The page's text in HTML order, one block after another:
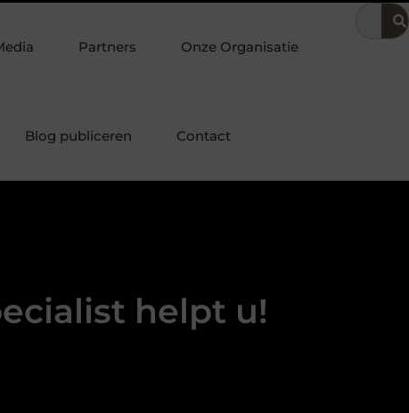
Klassiek bureau combineren met andere stukken tot een
Partners Onze Organisatie
Blog publiceren Contact
helpt u!